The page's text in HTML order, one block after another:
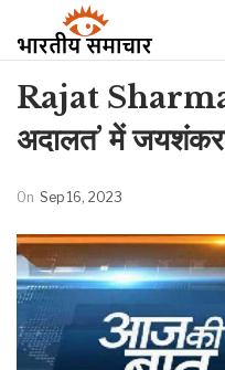
Rajat
अदालत’ में
On Sep 16, 2023